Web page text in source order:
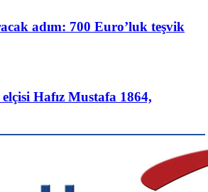
adım: 700 Euro’luk teşvik
Hafız Mustafa 1864,